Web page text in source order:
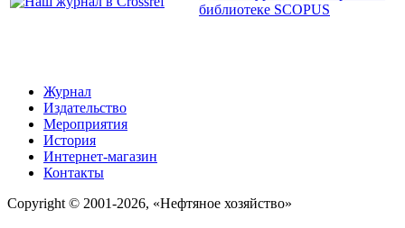
Журнал
Издательство
Мероприятия
История
Интернет-магазин
Контакты
Copyright © 2001-2026, «Нефтяное хозяйство»